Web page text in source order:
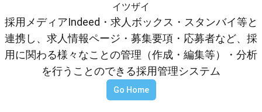
イツザイ
採用メディアIndeed・求人ボックス・スタンバイ等と
連携し、求人情報ページ・募集要項・応募者など、採
用に関わる様々なことの管理（作成・編集等）・分析
を行うことのできる採用管理システム
Go Home